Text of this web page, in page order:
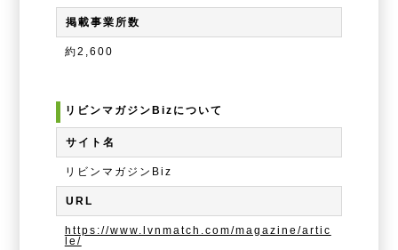
掲載事業所数
約2,600
リビンマガジンBizについて
サイト名
リビンマガジンBiz
URL
https://www.lvnmatch.com/magazine/artic
le/